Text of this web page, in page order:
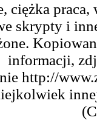
ciężka
skrypty i
informacji,
http://